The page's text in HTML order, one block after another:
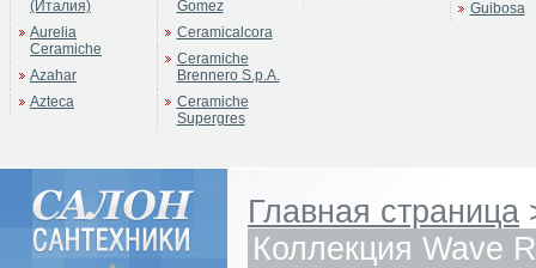
(Италия)
Aurelia
Ceramiche
Azahar
Azteca
Gomez
Ceramicalcora
Ceramiche
Brennero S.p.A.
Ceramiche
Supergres
Guibosa
Главная страница
Коллекция Wave